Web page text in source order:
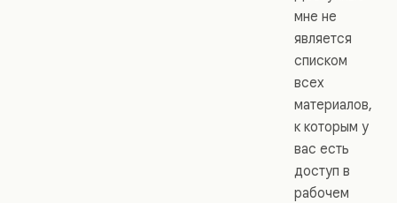
мне не
является
списком
всех
материалов,
к которым у
вас есть
доступ в
рабочем